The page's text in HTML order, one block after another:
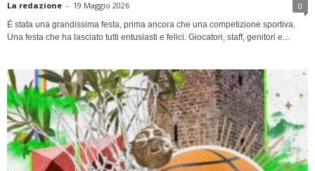
É stata una grandissima festa, prima ancora che una competizione sportiva.
Una festa che ha lasciato tutti entusiasti e felici. Giocatori, staff, genitori e...